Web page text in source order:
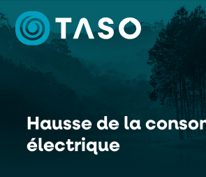
Hausse de la
électrique